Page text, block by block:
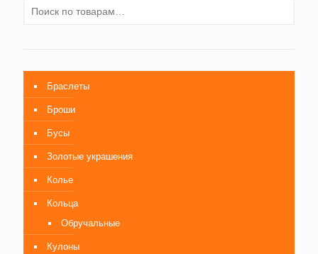
Браслеты
Броши
Бусы
Золотые украшения
Колье
Кольца
Обручальные
Кулоны